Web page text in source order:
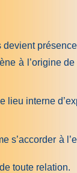
à l’origine
lieu interne
s’accorder à
toute relation.